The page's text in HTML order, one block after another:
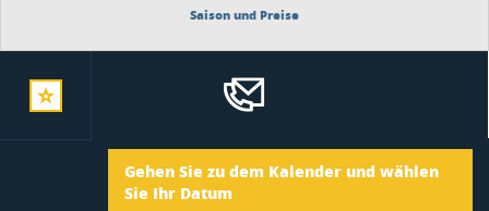
Saison und Preise
Gehen Sie zu dem Kalender und wählen
Sie Ihr Datum
Ankunft
Abreise